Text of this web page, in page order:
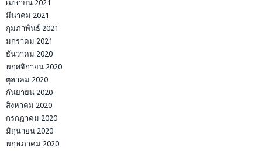
เมษายน 2021
มีนาคม 2021
กุมภาพันธ์ 2021
มกราคม 2021
ธันวาคม 2020
พฤศจิกายน 2020
ตุลาคม 2020
กันยายน 2020
สิงหาคม 2020
กรกฎาคม 2020
มิถุนายน 2020
พฤษภาคม 2020